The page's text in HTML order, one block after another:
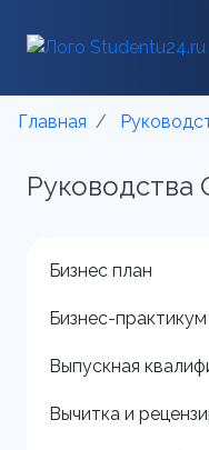
Главная
Руководства
Бизнес план
Бизнес-практикум
Выпускная
Вычитка и